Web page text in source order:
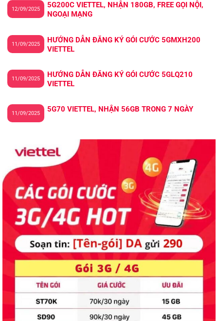
5G200C VIETTEL, NHẬN 180GB, FREE GỌI NỘI,
NGOẠI MẠNG
12/09/2025
HƯỚNG DẪN ĐĂNG KÝ GÓI CƯỚC 5GMXH200
VIETTEL
11/09/2025
HƯỚNG DẪN ĐĂNG KÝ GÓI CƯỚC 5GLQ210
VIETTEL
11/09/2025
5G70 VIETTEL, NHẬN 56GB TRONG 7 NGÀY
11/09/2025